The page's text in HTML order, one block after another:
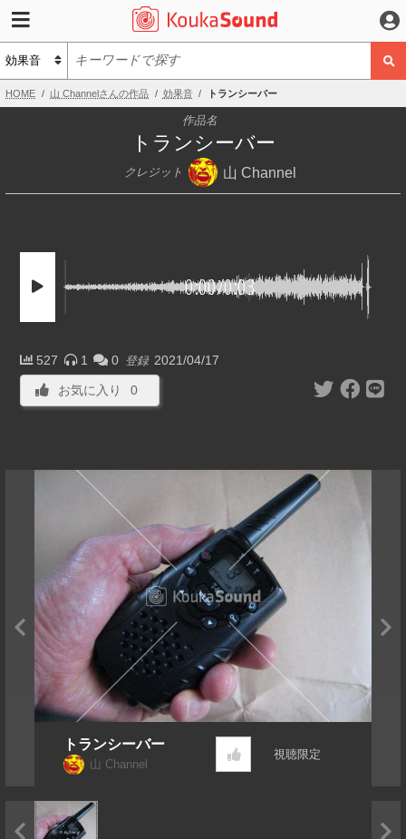
HOME 山 Channelさんの作品 効果音 トランシーバー
作品名
トランシーバー
クレジット 山 Channel
0:00/0:03
527 1 0 登録 2021/04/17
お気に入り 0
トランシーバー
山 Channel
視聴限定